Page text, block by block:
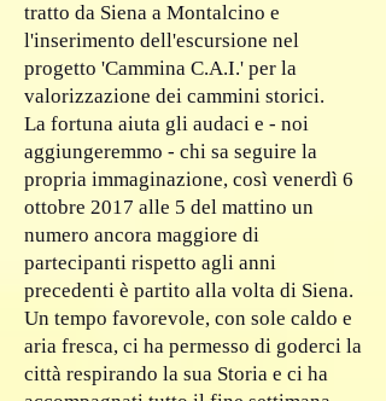
tratto da Siena a Montalcino e
l'inserimento dell'escursione nel
progetto 'Cammina C.A.I.' per la
valorizzazione dei cammini storici.
La fortuna aiuta gli audaci e - noi
aggiungeremmo - chi sa seguire la
propria immaginazione, così venerdì 6
ottobre 2017 alle 5 del mattino un
numero ancora maggiore di
partecipanti rispetto agli anni
precedenti è partito alla volta di Siena.
Un tempo favorevole, con sole caldo e
aria fresca, ci ha permesso di goderci la
città respirando la sua Storia e ci ha